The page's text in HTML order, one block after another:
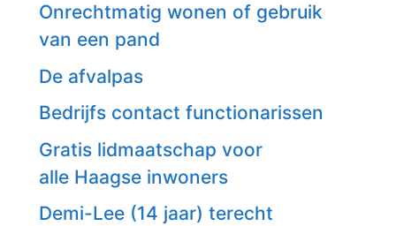
Onrechtmatig wonen of gebruik
van een pand
De afvalpas
Bedrijfs contact functionarissen
Gratis lidmaatschap voor
alle Haagse inwoners
Demi-Lee (14 jaar) terecht